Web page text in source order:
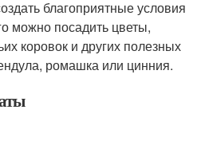
благоприятные условия
можно посадить цветы,
коровок и других полезных
ромашка или цинния.